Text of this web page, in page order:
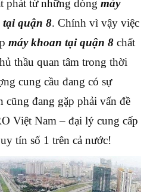
phát từ những dòng máy
tại quận 8. Chính vì vậy việc
máy khoan tại quận 8 chất
thầu quan tâm trong thời
cung cầu đang có sự
cũng đang gặp phải vấn đề
Việt Nam – đại lý cung cấp
uy tín số 1 trên cả nước!